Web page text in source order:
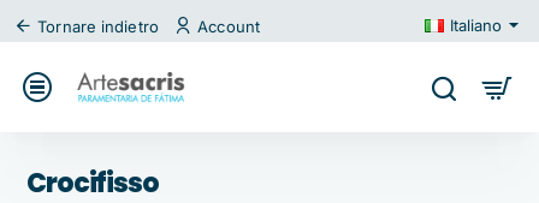
Tornare indietro Account Italiano
Crocifisso